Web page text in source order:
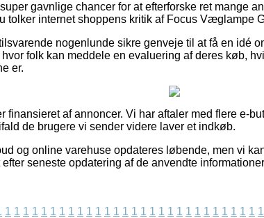
gavnlige chancer for at efterforske ret mange
tolker internet shoppens kritik af Focus Væglampe
nogenlunde sikre genveje til at få en idé
folk kan meddele en evaluering af deres køb,
er.
finansieret af annoncer. Vi har aftaler med flere e-
de brugere vi sender videre laver et indkøb.
og online varehuse opdateres løbende, men vi
seneste opdatering af de anvendte
1 1 1 1 1 1 1 1 1 1 1 1 1 1 1 1 1 1 1 1 1 1 1 1 1 1 1 1 1